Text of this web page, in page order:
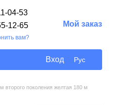
04-53
12-65
вам?
Мой заказ
Вход Рус
второго поколения желтая 180 м